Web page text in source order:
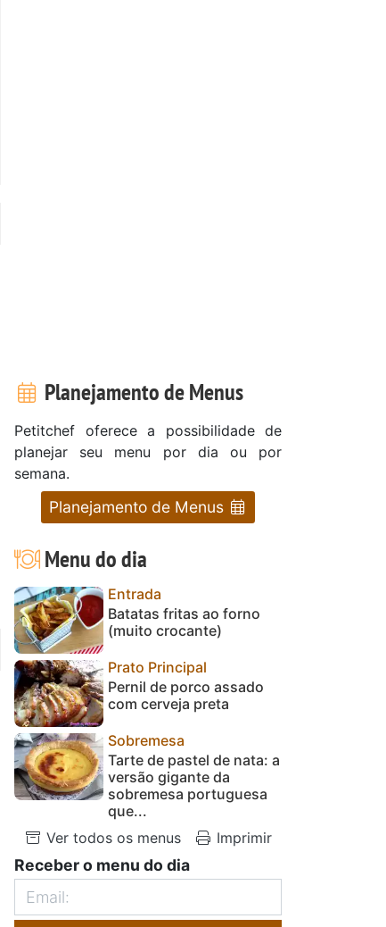
Planejamento de Menus
Petitchef oferece a possibilidade de
planejar seu menu por dia ou por
semana.
Planejamento de Menus
Menu do dia
Entrada
Batatas fritas ao forno
(muito crocante)
Prato Principal
Pernil de porco assado
com cerveja preta
Sobremesa
Tarte de pastel de nata: a
versão gigante da
sobremesa portuguesa
que...
Ver todos os menus
Imprimir
Receber o menu do dia